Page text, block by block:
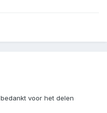
voor het delen